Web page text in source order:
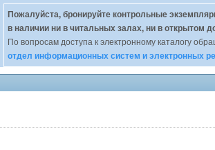
Пожалуйста, бронируйте контрольные
в наличии ни в читальных залах, ни в открытом
По вопросам доступа к электронному каталогу
отдел информационных систем и электронных